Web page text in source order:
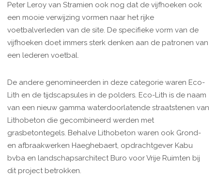
Peter Leroy van Stramien ook nog dat de vijfhoeken ook
een mooie verwijzing vormen naar het rijke
voetbalverleden van de site. De specifieke vorm van de
vijfhoeken doet immers sterk denken aan de patronen van
een lederen voetbal.
De andere genomineerden in deze categorie waren Eco-
Lith en de tijdscapsules in de polders. Eco-Lith is de naam
van een nieuw gamma waterdoorlatende straatstenen van
Lithobeton die gecombineerd werden met
grasbetontegels. Behalve Lithobeton waren ook Grond-
en afbraakwerken Haeghebaert, opdrachtgever Kabu
bvba en landschapsarchitect Buro voor Vrije Ruimten bij
dit project betrokken.